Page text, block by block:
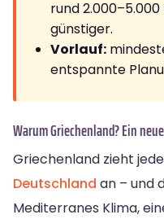
rund
günstiger.
Vorlauf:
entspannte
Warum Griechenland? Ein
Griechenland zieht
Deutschland an – und
Mediterranes Klima,